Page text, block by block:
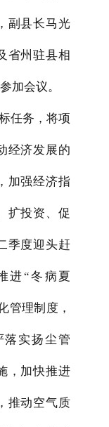
副县长马光
省州驻县相
加会议。
任务，将项
经济发展的
加强经济指
扩投资、促
季度迎头赶
进“冬病夏
管理制度，
落实扬尘管
，加快推进
推动空气质